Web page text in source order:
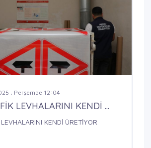
, Perşembe 12:04
LEVHALARINI KENDİ ...
KENDİ ÜRETİYOR